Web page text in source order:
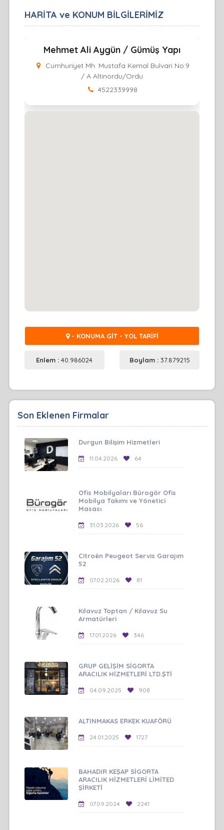
HARİTA ve KONUM BİLGİLERİMİZ
Mehmet Ali Aygün / Gümüş Yapı
Cumhuriyet Mh. Mustafa Kemal Bulvari No:9
/ A Altinordu/Ordu
4522339998
- KONUMA GİT - YOL TARİFİ
Enlem :40.986024 Boylam : 37.879215
Son Eklenen Firmalar
Durgun Bilişim Hizmetleri
11.04.2026 64
Ofis Mobilyaları Bürogör Ofis
Mobilya Takımı ve Yönetici
Masası
31.03.2026 56
Citroën Peugeot Servis Garajım
52
07.02.2026 81
Kılavuz Toptan / Kılavuz Su
Armatürleri
17.01.2026 346
GRUP GELİŞİM SİGORTA
ARACILIK HİZMETLERİ LTD.ŞTİ
04.09.2025 908
ALTINMAKAS ERKEK KUAFÖRÜ
24.01.2025 1727
BAHADIR KEŞAP SİGORTA
ARACILIK HİZMETLERİ LİMİTED
ŞİRKETİ
07.09.2024 2241